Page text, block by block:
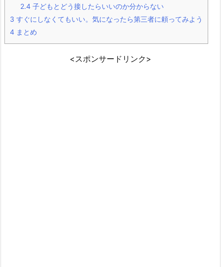
2.4 子どもとどう接したらいいのか分からない
3 すぐにしなくてもいい。気になったら第三者に頼ってみよう
4 まとめ
<スポンサードリンク>